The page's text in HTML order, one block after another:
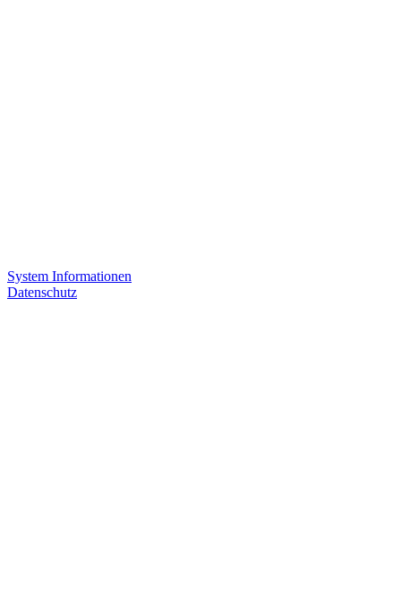
System Informationen
Datenschutz